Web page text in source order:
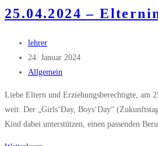
25.04.2024 –
Beitrags-
Autor:
lehrer
Beitrag
veröffentlicht:
24. Januar 2024
Beitrags-
Allgemein
Liebe Eltern und Erziehungsberechtigte, am
weit: Der „Girls‘Day, Boys‘Day“
Kind dabei unterstützen, einen passenden